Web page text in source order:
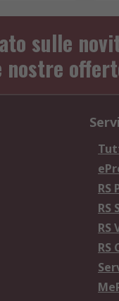
sulle
nostre
RS
RS
RS
RS